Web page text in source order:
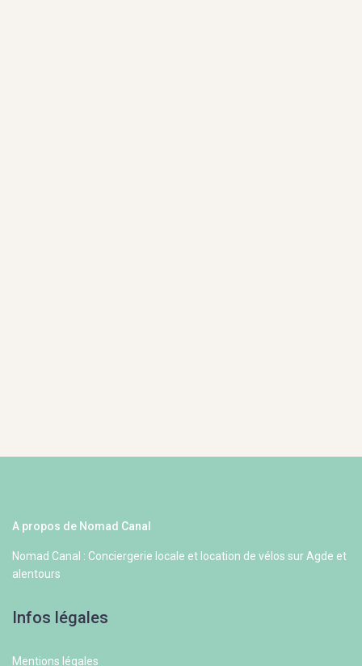
A propos de Nomad Canal
Nomad Canal : Conciergerie locale et location de vélos sur Agde et
alentours
Infos légales
Mentions légales